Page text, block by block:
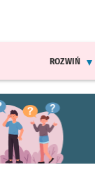
ROZWIŃ
w nowej karcie